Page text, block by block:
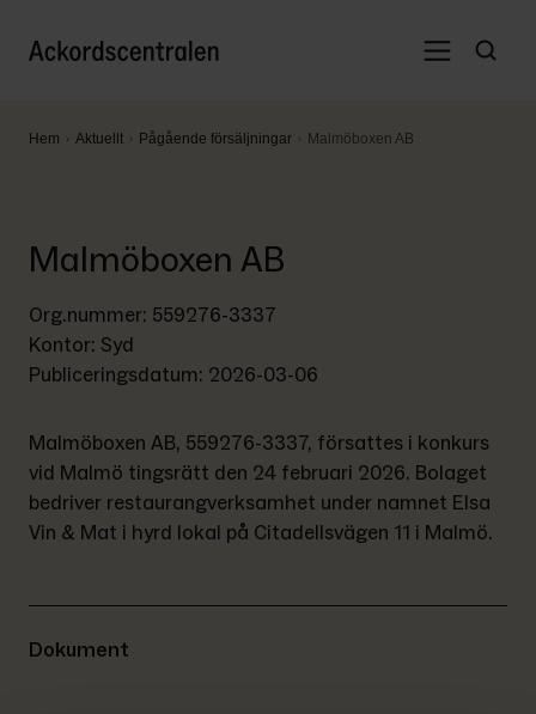
Hem Aktuellt Pågående försäljningar Malmöboxen AB
Malmöboxen AB
Org.nummer: 559276-3337
Kontor: Syd
Publiceringsdatum: 2026-03-06
Malmöboxen AB, 559276-3337, försattes i konkurs
vid Malmö tingsrätt den 24 februari 2026. Bolaget
bedriver restaurangverksamhet under namnet Elsa
Vin & Mat i hyrd lokal på Citadellsvägen 11 i Malmö.
Dokument